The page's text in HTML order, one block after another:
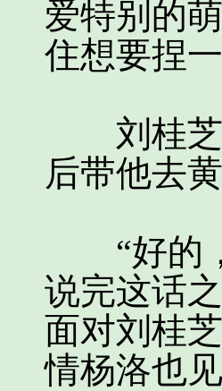
爱特别的
住想要捏一
刘桂芝
后带他去
“好的，
说完这话
面对刘桂
情杨洛也